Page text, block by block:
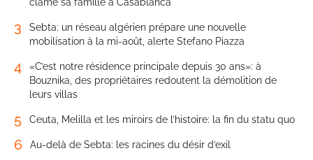
3
Sebta: un réseau algérien prépare une nouvelle
mobilisation à la mi-août, alerte Stefano Piazza
4
«C’est notre résidence principale depuis 30 ans»: à
Bouznika, des propriétaires redoutent la démolition de
leurs villas
5 Ceuta, Melilla et les miroirs de l’histoire: la fin du statu quo
6 Au-delà de Sebta: les racines du désir d’exil